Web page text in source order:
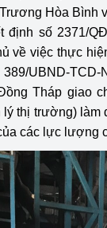
Bản
Phát
Phát
Tổ
Tái
Quản
Hòa Bình
định số 2371/
về việc thực
UBND-
Tháp giao
lý thị trường) làm
các lực lượng